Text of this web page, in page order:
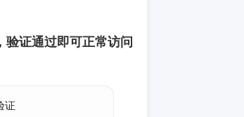
验证通过即可正常访问